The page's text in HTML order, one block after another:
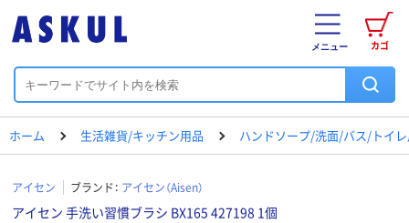
カゴ
メニュー
ホーム 生活雑貨/キッチン用品 ハンドソープ/洗面/バス/トイ
アイセン ブランド： アイセン（Aisen）
アイセン 手洗い習慣ブラシ BX165 427198 1個